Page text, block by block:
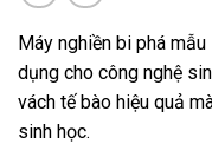
Máy nghiền bi phá
dụng cho công nghệ
vách tế bào hiệu quả
sinh học.